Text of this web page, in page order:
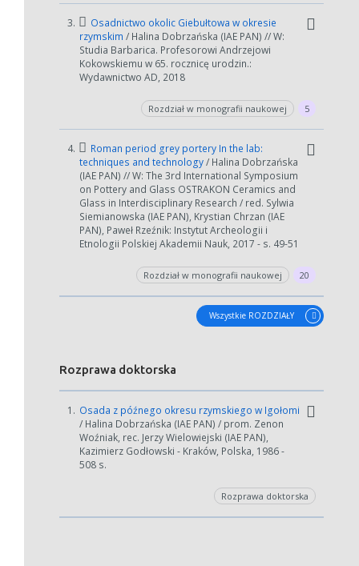
W zależności od ilości danych do przetworzenia generowanie pliku
może się wydłużyć.
zmniejszając zakres lat.
3.
Osadnictwo okolic Giebułtowa w okresie
rzymskim / Halina Dobrzańska (IAE PAN) // W:
Studia Barbarica. Profesorowi Andrzejowi
Kokowskiemu w 65. rocznicę urodzin.:
Wydawnictwo AD, 2018
Rozdział w monografii naukowej 5
4.
Roman period grey portery In the lab:
techniques and technology/ Halina Dobrzańska
(IAE PAN) // W: The 3rd International Symposium
on Pottery and Glass OSTRAKON Ceramics and
Glass in Interdisciplinary Research / red. Sylwia
Siemianowska (IAE PAN), Krystian Chrzan (IAE
PAN), Paweł Rzeźnik: Instytut Archeologii i
Etnologii Polskiej Akademii Nauk, 2017 - s. 49-51
Rozdział w monografii naukowej 20
Wszystkie ROZDZIAŁY
Rozprawa doktorska
1. Osada z późnego okresu rzymskiego w Igołomi
/ Halina Dobrzańska (IAE PAN) / prom. Zenon
Woźniak, rec. Jerzy Wielowiejski (IAE PAN),
Kazimierz Godłowski - Kraków, Polska, 1986 -
508 s.
Rozprawa doktorska